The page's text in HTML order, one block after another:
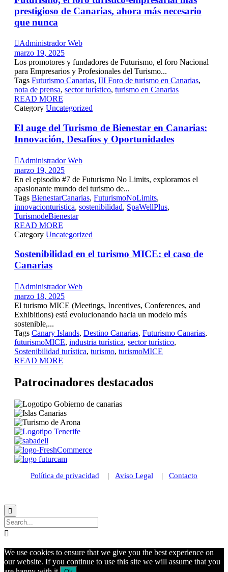
prestigioso de Canarias, ahora más necesario
que nunca
Administrador Web
marzo 19, 2025
Los promotores y fundadores de Futurismo, el foro Nacional
para Empresarios y Profesionales del Turismo...
Tags Futurismo Canarias, III Foro de turismo en Canarias,
nota de prensa, sector turístico, turismo en Canarias
READ MORE
Category Uncategorized
El auge del Turismo de Bienestar en Canarias:
Innovación, Desafíos y Oportunidades
Administrador Web
marzo 19, 2025
En el episodio #7 de Futurismo No Limits, exploramos el
apasionante mundo del turismo de...
Tags BienestarCanarias, FuturismoNoLimits,
innovacionturistica, sostenibilidad, SpaWellPlus,
TurismodeBienestar
READ MORE
Category Uncategorized
Sostenibilidad en el turismo MICE: el caso de
Canarias
Administrador Web
marzo 18, 2025
El turismo MICE (Meetings, Incentives, Conferences, and
Exhibitions) está evolucionando hacia un modelo más
sostenible,...
Tags Canary Islands, Destino Canarias, Futurismo Canarias,
futurismoMICE, industria turística, sector turístico,
Sostenibilidad turística, turismo, turismoMICE
READ MORE
Patrocinadores destacados
Política de privacidad | Aviso Legal | Contacto


We use cookies to ensure that we give you the best experience on
our website. If you continue to use this site we will assume that you